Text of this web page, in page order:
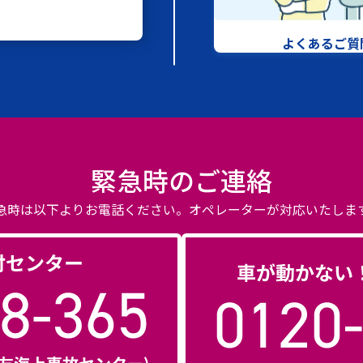
よくあるご
緊急時のご連絡
時は以下よりお電話ください。 オペレーターが対応いたしま